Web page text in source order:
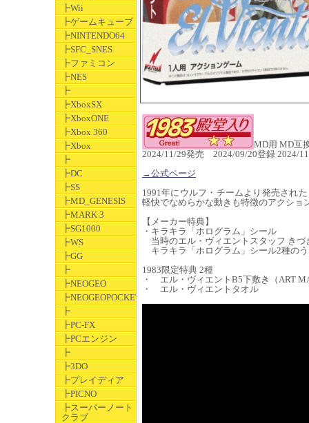
┣Wii
┣ゲームキューブ
┣NINTENDO64
┣SFC_SNES
┣ファミコン
┣NES
┣
┣XboxSX
┣XboxONE
┣Xbox 360
┣Xbox
┣
┣DC
┣SS
┣MD_GENESIS
┣MARK 3
┣SG1000
┣WS
┣GG
┣
┣NEOGEO
┣NEOGEOPOCKET
┣
┣PC-FX
┣PCエンジン
┣
┣3DO
┣プレイディア
┣PICNO
┣スーパーノート
クラブ
MD用 MD互
2024/11/29発売 2024/09/20登録 2024/
→公式ページ
1991年にウルフ・チームより発売され
軽快でなめらかな動きも特徴のアクショ
【メーカー特典】
・キラキラ「ホログラム」シール
当時のエル・ヴィエントスタッフ きづ
キラキラ「ホログラム」シール2種の
1983限定特典 2種
・ エル・ヴィエントB5下敷き（ART
・ エル・ヴィエントタオル